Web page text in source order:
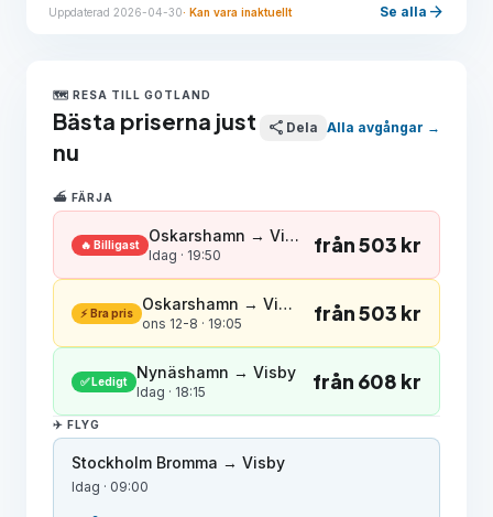
Uppdaterad 2026-04-30· Kan vara inaktuellt Se alla arrow_forward
🗺️ RESA TILL GOTLAND
Bästa priserna just
nu
share Dela Alla avgångar →
⛴️ FÄRJA
🔥 Billigast Oskarshamn → Visby
Idag · 19:50 från 503 kr
⚡ Bra pris Oskarshamn → Visby
ons 12-8 · 19:05 från 503 kr
✅ Ledigt Nynäshamn → Visby
Idag · 18:15 från 608 kr
✈️ FLYG
Stockholm Bromma → Visby
Idag · 09:00